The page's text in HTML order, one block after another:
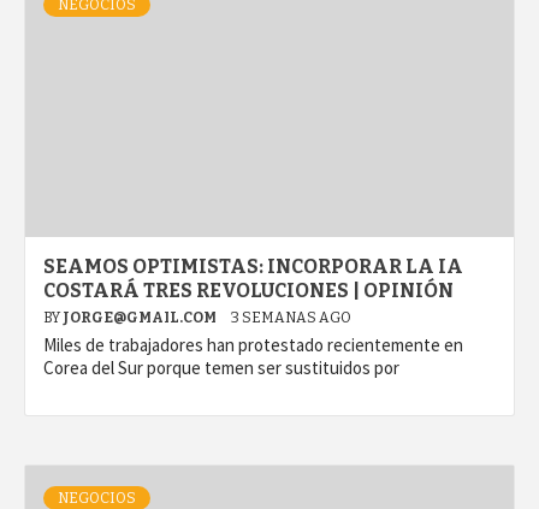
NEGOCIOS
SEAMOS OPTIMISTAS: INCORPORAR LA IA
COSTARÁ TRES REVOLUCIONES | OPINIÓN
BY JORGE@GMAIL.COM 3 SEMANAS AGO
Miles de trabajadores han protestado recientemente en
Corea del Sur porque temen ser sustituidos por
NEGOCIOS